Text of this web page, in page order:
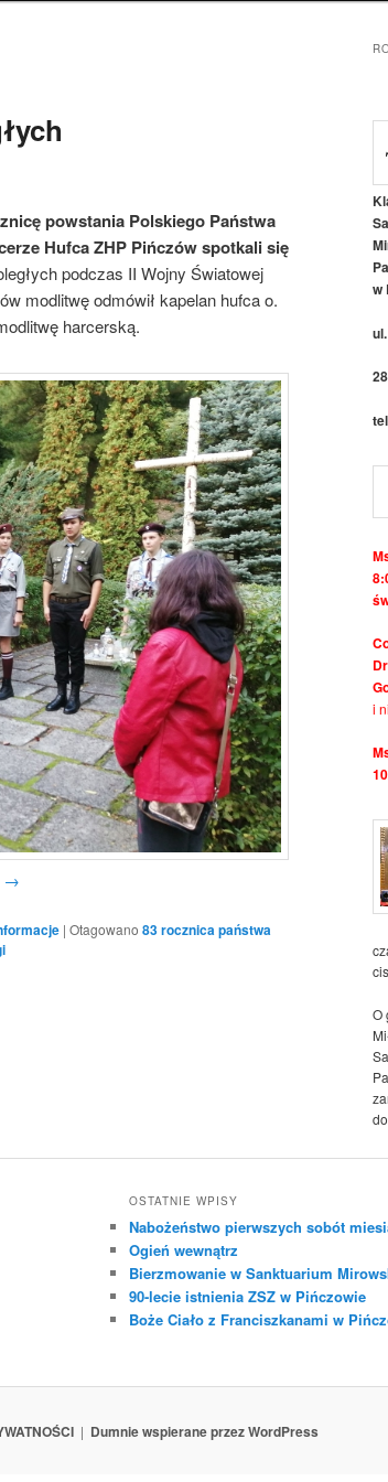
powstania Polskiego Państwa
Hufca ZHP Pińczów spotkali się
podczas II Wojny Światowej
modlitwę odmówił kapelan hufca o.
harcerską.
→
| Otagowano 83 rocznica państwa
w
i
O
OSTATNIE WPISY
Nabożeństwo pierwszych sobót
Ogień wewnątrz
Bierzmowanie w Sanktuarium
90-lecie istnienia ZSZ w Pińczowie
Boże Ciało z Franciszkanami w
Dumnie wspierane przez WordPress